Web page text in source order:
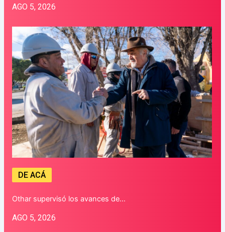
AGO 5, 2026
DE ACÁ
Othar supervisó los avances de…
AGO 5, 2026